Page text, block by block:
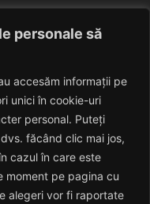
personale să
accesăm informații pe
unici în cookie-uri
personal. Puteți
făcând clic mai jos,
cazul în care este
moment pe pagina cu
alegeri vor fi raportate
24, 2014